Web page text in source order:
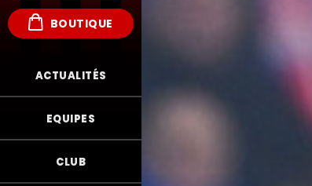
BOUTIQUE
ACTUALITÉS
EQUIPES
CLUB